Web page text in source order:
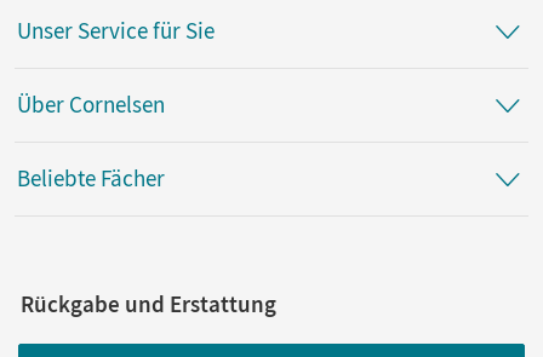
Unser Service für Sie
Über Cornelsen
Beliebte Fächer
Rückgabe und Erstattung